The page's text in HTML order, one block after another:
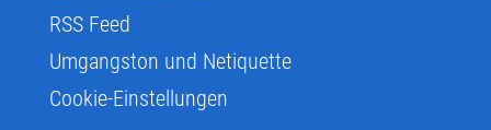
RSS Feed
Umgangston und Netiquette
Cookie-Einstellungen